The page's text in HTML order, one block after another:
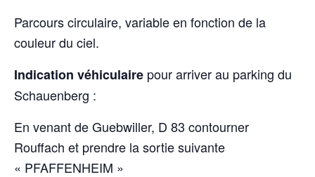
Parcours circulaire, variable en fonction de la
couleur du ciel.
Indication véhiculaire pour arriver au parking du
Schauenberg :
En venant de Guebwiller, D 83 contourner
Rouffach et prendre la sortie suivante
« PFAFFENHEIM »